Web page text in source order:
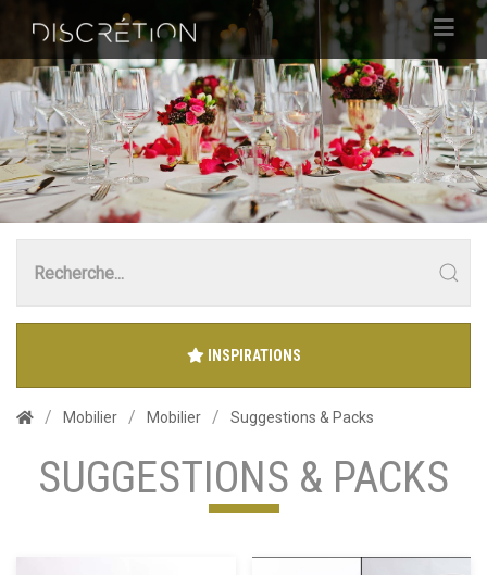
INSPIRATIONS
Mobilier Mobilier Suggestions & Packs
SUGGESTIONS & PACKS